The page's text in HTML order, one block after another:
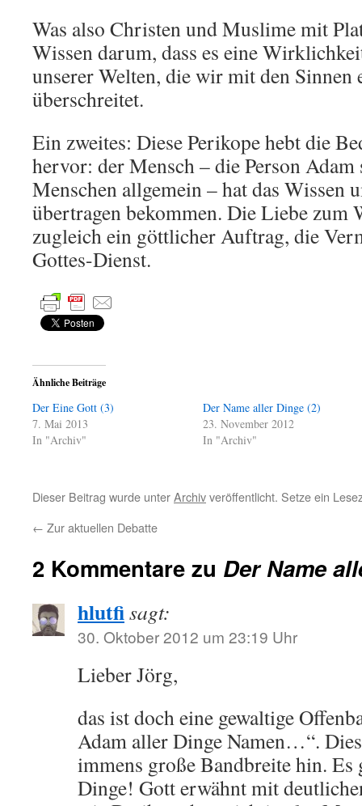
Was also Christen und Muslime mit
Wissen darum, dass es eine
unserer Welten, die wir mit den Sinnen
überschreitet.
Ein zweites: Diese Perikope hebt die
hervor: der Mensch – die Person
Menschen allgemein – hat das Wissen
übertragen bekommen. Die Liebe zum
zugleich ein göttlicher Auftrag, die
Gottes-Dienst.
Ähnliche Beiträge
Der Eine Gott (3)
7. Mai 2013
In "Archiv"
Der Name aller Dinge (2)
23. November 2012
In "Archiv"
Dieser Beitrag wurde unterArchivveröffentlicht. Setze ein
← Zur aktuellen Debatte
2 Kommentare zu Der Name
hlutfisagt:
30. Oktober 2012 um 23:19 Uhr
Lieber Jörg,
das ist doch eine gewaltige
Adam aller Dinge Namen…“.
immens große Bandbreite hin.
Dinge! Gott erwähnt mit